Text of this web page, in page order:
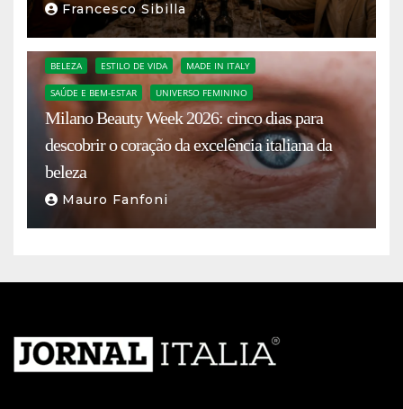
Francesco Sibilla
BELEZA ESTILO DE VIDA MADE IN ITALY
SAÚDE E BEM-ESTAR UNIVERSO FEMININO
Milano Beauty Week 2026: cinco dias para
descobrir o coração da excelência italiana da
beleza
Mauro Fanfoni